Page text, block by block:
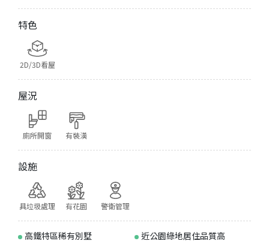
特色
2D/3D看屋
屋況
廁所開窗 有裝潢
設施
具垃圾處理 有花園 警衛管理
高鐵特區稀有別墅
近公園綠地居住品質高